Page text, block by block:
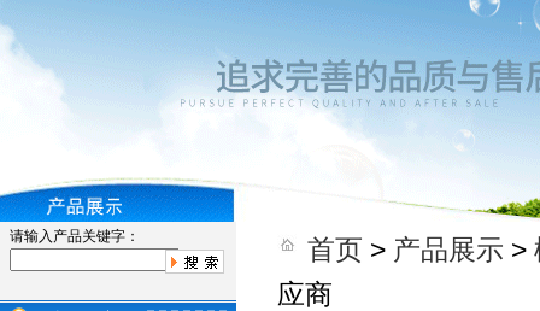
请输入产品关键字： 首页 > 产品展示 >
应商